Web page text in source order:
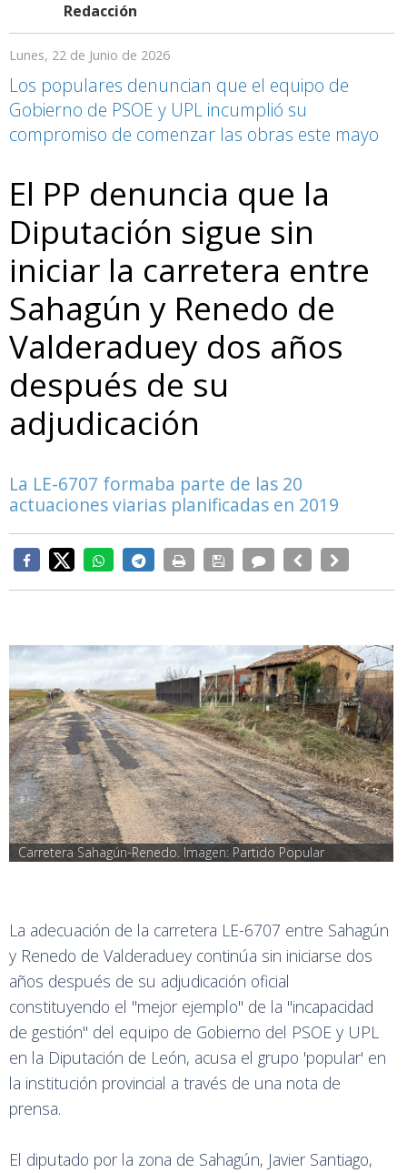
Redacción
Lunes, 22 de Junio de 2026
Los populares denuncian que el equipo de
Gobierno de PSOE y UPL incumplió su
compromiso de comenzar las obras este mayo
El PP denuncia que la
Diputación sigue sin
iniciar la carretera entre
Sahagún y Renedo de
Valderaduey dos años
después de su
adjudicación
La LE-6707 formaba parte de las 20
actuaciones viarias planificadas en 2019
Carretera Sahagún-Renedo. Imagen: Partido Popular
La adecuación de la carretera LE-6707 entre Sahagún
y Renedo de Valderaduey continúa sin iniciarse dos
años después de su adjudicación oficial
constituyendo el "mejor ejemplo" de la "incapacidad
de gestión" del equipo de Gobierno del PSOE y UPL
en la Diputación de León, acusa el grupo 'popular' en
la institución provincial a través de una nota de
prensa.
El diputado por la zona de Sahagún, Javier Santiago,